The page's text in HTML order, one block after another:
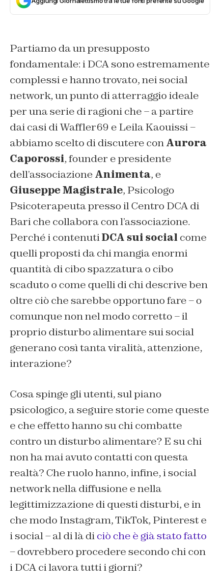
Partiamo da un presupposto
fondamentale: i DCA sono estremamente
complessi e hanno trovato, nei social
network, un punto di atterraggio ideale
per una serie di ragioni che – a partire
dai casi di Waffler69 e Leila Kaouissi –
abbiamo scelto di discutere conAurora
Caporossi, founder e presidente
dell’associazione Animenta, e
Giuseppe Magistrale, Psicologo
Psicoterapeuta presso il Centro DCA di
Bari che collabora con l’associazione.
Perché i contenutiDCA sui social come
quelli proposti da chi mangia enormi
quantità di cibo spazzatura o cibo
scaduto o come quelli di chi descrive ben
oltre ciò che sarebbe opportuno fare – o
comunque non nel modo corretto – il
proprio disturbo alimentare sui social
generano così tanta viralità, attenzione,
interazione?
Cosa spinge gli utenti, sul piano
psicologico, a seguire storie come queste
e che effetto hanno su chi combatte
contro un disturbo alimentare? E su chi
non ha mai avuto contatti con questa
realtà? Che ruolo hanno, infine, i social
network nella diffusione e nella
legittimizzazione di questi disturbi, e in
che modo Instagram, TikTok, Pinterest e
i social – al di là diciò che è già stato fatto
– dovrebbero procedere secondo chi con
i DCA ci lavora tutti i giorni?